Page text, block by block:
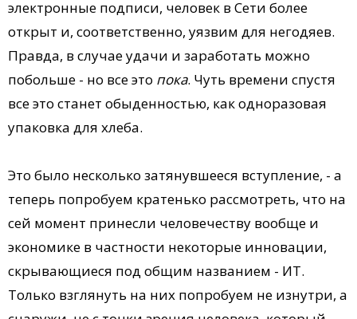
электронные подписи, человек в Сети более
открыт и, соответственно, уязвим для негодяев.
Правда, в случае удачи и заработать можно
побольше - но все это пока. Чуть времени спустя
все это станет обыденностью, как одноразовая
упаковка для хлеба.
Это было несколько затянувшееся вступление, - а
теперь попробуем кратенько рассмотреть, что на
сей момент принесли человечеству вообще и
экономике в частности некоторые инновации,
скрывающиеся под общим названием - ИТ.
Только взглянуть на них попробуем не изнутри, а